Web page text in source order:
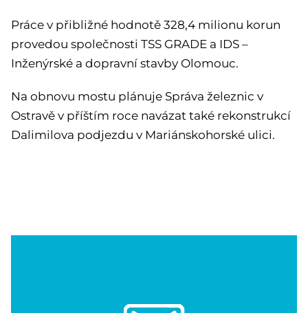
Práce v přibližné hodnotě 328,4 milionu korun
provedou společnosti TSS GRADE a IDS –
Inženýrské a dopravní stavby Olomouc.
Na obnovu mostu plánuje Správa železnic v
Ostravě v příštím roce navázat také rekonstrukcí
Dalimilova podjezdu v Mariánskohorské ulici.